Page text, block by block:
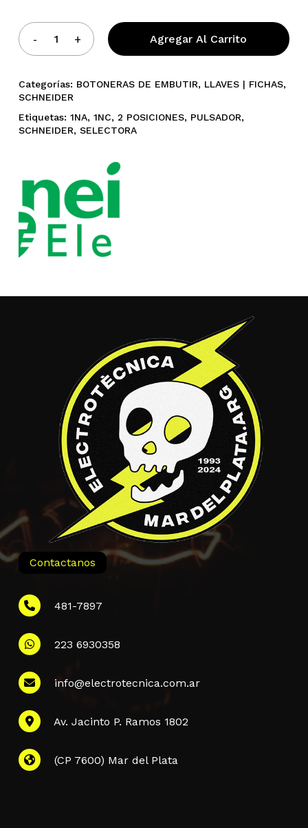
Agregar Al Carrito
Categorías: BOTONERAS DE EMBUTIR, LLAVES | FICHAS,
SCHNEIDER
Etiquetas: 1NA, 1NC, 2 POSICIONES, PULSADOR,
SCHNEIDER, SELECTORA
Contactanos
481-7897
223 6930358
info@electrotecnica.com.ar
Av. Jacinto P. Ramos 1802
(CP 7600) Mar del Plata
Información
QUIENES SOMOS
POLÍTICA DE PRIVACIDAD
PREGUNTAS FRECUENTES
CONTACTANOS